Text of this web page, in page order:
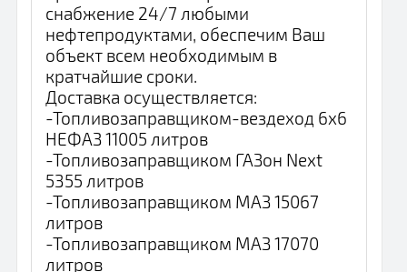
снабжение 24/7 любыми
нефтепродуктами, обеспечим Ваш
объект всем необходимым в
кратчайшие сроки.
Доставка осуществляется:
-Топливозаправщиком-вездеход 6x6
НЕФАЗ 11005 литров
-Топливозаправщиком ГАЗон Next
5355 литров
-Топливозаправщиком МАЗ 15067
литров
-Топливозаправщиком МАЗ 17070
литров